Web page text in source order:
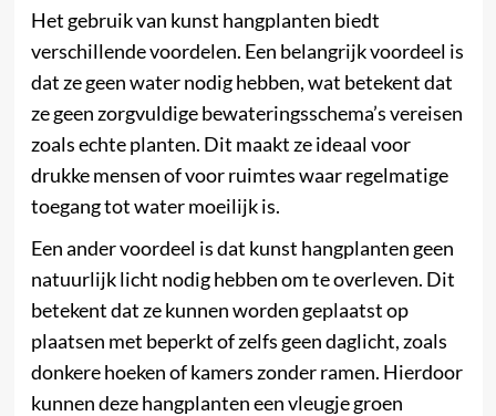
Het gebruik van kunst hangplanten biedt
verschillende voordelen. Een belangrijk voordeel is
dat ze geen water nodig hebben, wat betekent dat
ze geen zorgvuldige bewateringsschema’s vereisen
zoals echte planten. Dit maakt ze ideaal voor
drukke mensen of voor ruimtes waar regelmatige
toegang tot water moeilijk is.
Een ander voordeel is dat kunst hangplanten geen
natuurlijk licht nodig hebben om te overleven. Dit
betekent dat ze kunnen worden geplaatst op
plaatsen met beperkt of zelfs geen daglicht, zoals
donkere hoeken of kamers zonder ramen. Hierdoor
kunnen deze hangplanten een vleugje groen